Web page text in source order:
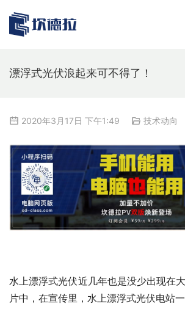
漂浮式光伏浪起来可不得了！
2020年3月17日 下午1:49 技术动向
水上漂浮式光伏近几年也是没少出现在
片中，在宣传里，水上漂浮式光伏电站